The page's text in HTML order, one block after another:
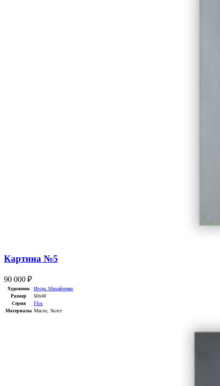
Картина №5
90 000 ₽
Художник
Игорь Михайленко
Размер
60х40
Серия
Flos
Материалы Масло Холст